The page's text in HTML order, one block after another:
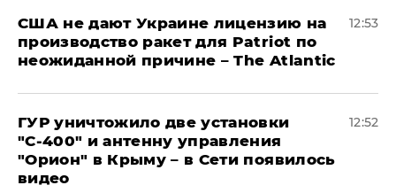
США не дают Украине лицензию на
производство ракет для Patriot по
неожиданной причине – The Atlantic
12:53
ГУР уничтожило две установки
"С‑400" и антенну управления
"Орион" в Крыму – в Сети появилось
видео
12:52